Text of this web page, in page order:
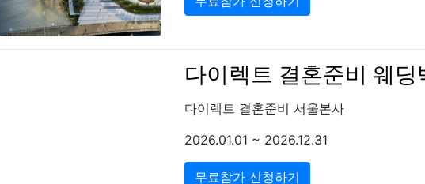
다이렉트 결혼준비 웨딩
다이렉트 결혼준비 서울본사
2026.01.01 ~ 2026.12.31
무료참가 신청하기